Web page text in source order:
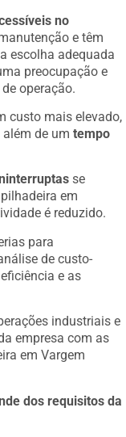
no
e têm
escolha adequada
preocupação e
operação.
custo mais elevado,
além de umtempo
se
em
é reduzido.
para
de custo-
e as
industriais e
empresa com as
em Vargem
dos requisitos da